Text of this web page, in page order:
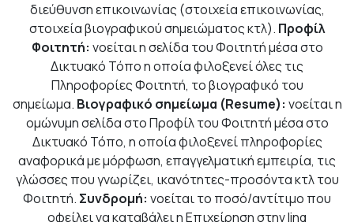
διεύθυνση επικοινωνίας (στοιχεία επικοινωνίας,
στοιχεία βιογραφικού σημειώματος κτλ). Προφίλ
Φοιτητή: νοείται η σελίδα του Φοιτητή μέσα στο
Δικτυακό Τόπο η οποία φιλοξενεί όλες τις
Πληροφορίες Φοιτητή, το βιογραφικό του
σημείωμα. Βιογραφικό σημείωμα (Resume): νοείται η
ομώνυμη σελίδα στο Προφίλ του Φοιτητή μέσα στο
Δικτυακό Τόπο, η οποία φιλοξενεί πληροφορίες
αναφορικά με μόρφωση, επαγγελματική εμπειρία, τις
γλώσσες που γνωρίζει, ικανότητες-προσόντα κτλ του
Φοιτητή. Συνδρομή: νοείται το ποσό/αντίτιμο που
οφείλει να καταβάλει η Επιχείρηση στην linq